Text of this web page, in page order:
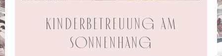
Kinderbetreuung Am
Sonnenhang